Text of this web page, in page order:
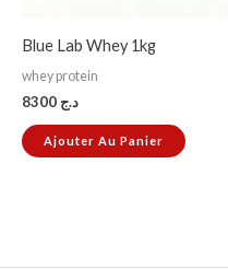
Blue Lab Whey 1kg
whey protein
د.ج
Ajouter Au Panier